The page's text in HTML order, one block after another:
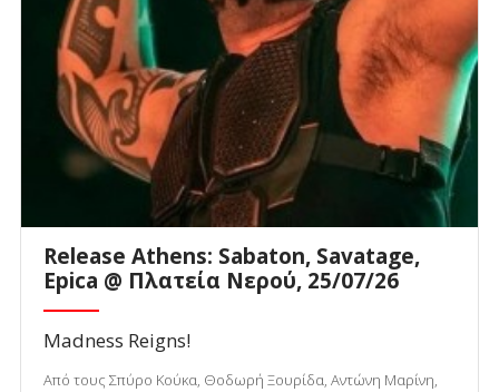
Release Athens: Sabaton, Savatage,
Epica @ Πλατεία Νερού, 25/07/26
Madness Reigns!
Από τους Σπύρο Κούκα, Θοδωρή Ξουρίδα, Αντώνη Μαρίνη,